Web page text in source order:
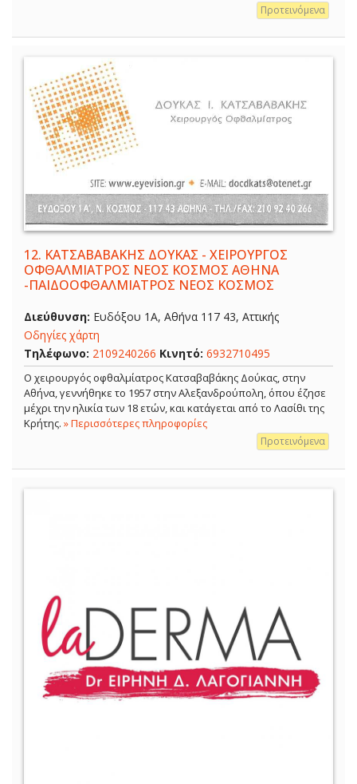
Προτεινόμενα
12. ΚΑΤΣΑΒΑΒΑΚΗΣ ΔΟΥΚΑΣ - ΧΕΙΡΟΥΡΓΟΣ
ΟΦΘΑΛΜΙΑΤΡΟΣ ΝΕΟΣ ΚΟΣΜΟΣ ΑΘΗΝΑ
-ΠΑΙΔΟΟΦΘΑΛΜΙΑΤΡΟΣ ΝΕΟΣ ΚΟΣΜΟΣ
Διεύθυνση: Ευδόξου 1Α, Αθήνα 117 43, Αττικής
Οδηγίες χάρτη
Τηλέφωνο: 2109240266 Κινητό: 6932710495
Ο χειρουργός οφθαλμίατρος Κατσαβαβάκης Δούκας, στην
Αθήνα, γεννήθηκε το 1957 στην Αλεξανδρούπολη, όπου έζησε
μέχρι την ηλικία των 18 ετών, και κατάγεται από το Λασίθι της
Κρήτης. » Περισσότερες πληροφορίες
Προτεινόμενα